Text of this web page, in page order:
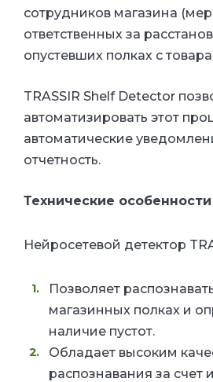
сотрудников магазина
ответственных за
опустевших полках с
TRASSIR Shelf Detector
автоматизировать этот
автоматические
отчетность.
Технические особенности
Нейросетевой детектор
Позволяет
магазинных полках и
наличие пустот.
Обладает высоким
распознавания за счет